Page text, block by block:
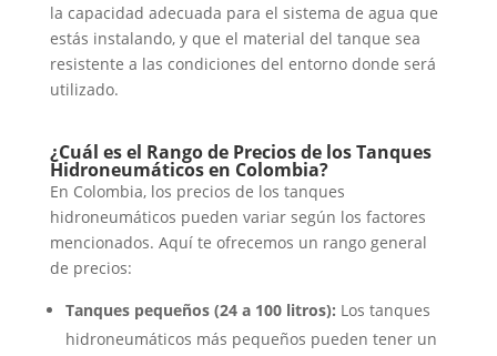
la capacidad adecuada para el sistema de agua que
estás instalando, y que el material del tanque sea
resistente a las condiciones del entorno donde será
utilizado.
¿Cuál es el Rango de Precios de los Tanques
Hidroneumáticos en Colombia?
En Colombia, los precios de los tanques
hidroneumáticos pueden variar según los factores
mencionados. Aquí te ofrecemos un rango general
de precios:
Tanques pequeños (24 a 100 litros): Los tanques
hidroneumáticos más pequeños pueden tener un